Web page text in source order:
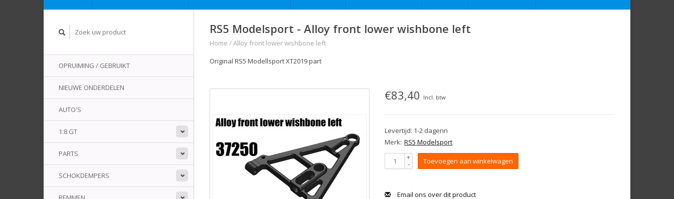
OPRUIMING / GEBRUIKT
NIEUWE ONDERDELEN
AUTO'S
1:8 GT
PARTS
SCHOKDEMPERS
RS5 Modelsport - Alloy front lower wishbone left
Home /Alloy front lower wishbone left
Original RS5 Modellsport XT2019 part
€83,40 Incl. btw
Levertijd: 1-2 dagenn
Merk: RS5 Modelsport
+
- Toevoegen aan winkelwagen
Email ons over dit product